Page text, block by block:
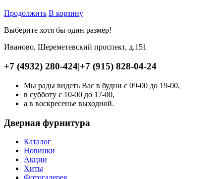
Продолжить В корзину
Выберите хотя бы один размер!
Иваново, Шереметевский проспект, д.151
+7 (4932) 280-424|+7 (915) 828-04-24
Мы рады видеть Вас в будни с 09-00 до 19-00,
в субботу с 10-00 до 17-00,
а в воскресенье выходной.
Дверная фурнитура
Каталог
Новинки
Акции
Хиты